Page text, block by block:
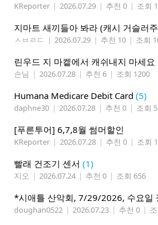
KReporter | 2026.07.29 | 추천 0 | 조회
지마트 새끼들아 봐라 (캐시 거슬러
ㅅㅂㄹㄷ | 2026.07.29 | 추천 10 | 조회
린우드 지 마켙에서 캐쉬내지 마세요
손님 | 2026.07.28 | 추천 6 | 조회 1200
Humana Medicare Debit Card (5)
daphne30 | 2026.07.28 | 추천 0 | 조회
[푸른투어] 6,7,8월 썸머할인
KReporter | 2026.07.28 | 추천 0 | 조회
빨래 건조기 센서 (1)
지오 | 2026.07.24 | 추천 0 | 조회 656
doughan0522 | 2026.07.23 | 추천 0 |